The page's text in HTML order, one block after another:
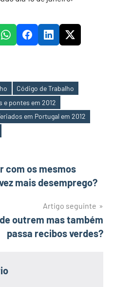
Código de Trabalho
e pontes em 2012
em Portugal em 2012
com os mesmos
mais desemprego?
Artigo seguinte
outrem mas também
passa recibos verdes?